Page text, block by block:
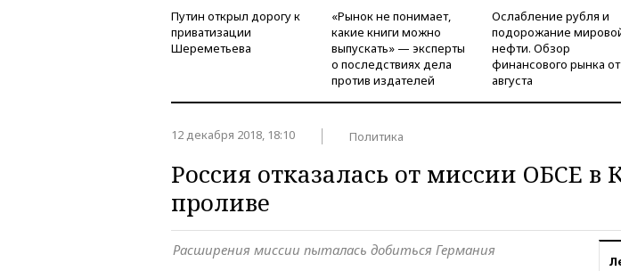
Путин открыл дорогу к
приватизации
Шереметьева
«Рынок не понимает,
какие книги можно
выпускать» — эксперты
о последствиях дела
против издателей
Ослабление рубля и
подорожание
нефти. Обзор
финансового рынка
августа
12 декабря 2018, 18:10 Политика
Россия отказалась от миссии ОБСЕ в
проливе
Расширения миссии пыталась добиться Германия